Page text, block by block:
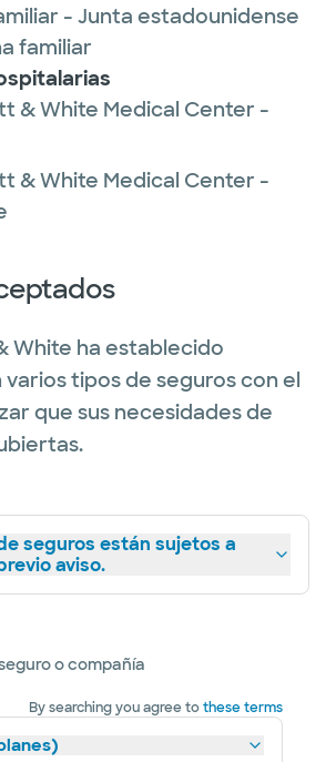
- Junta estadounidense
familiar
& White Medical Center -
& White Medical Center -
White ha establecido
tipos de seguros con el
que sus necesidades de
seguros están sujetos a
aviso.
o compañía
By searching you agree tothese terms